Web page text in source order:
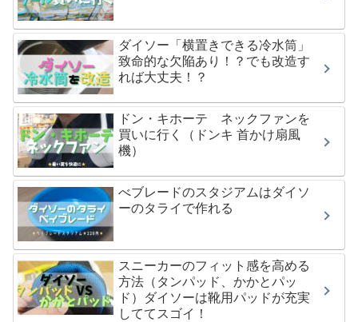
ダイソー「横置きできる冷水筒」
致命的な欠陥あり！？でも改造す
れば大丈夫！？
ドン・キホーテ ネックファンを
買いに行く（ドンキ 首かけ扇風
機）
べブレードのスタジアムはダイソ
ーのタライで作れる
スニーカーのフィット感を高める
方法（タンパッド、かかとパッ
ド）ダイソーは靴用パッドが充実
しててスゴイ！